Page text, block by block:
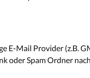
E-Mail Provider (z.B.
oder Spam Ordner